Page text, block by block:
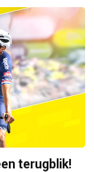
terugblik!